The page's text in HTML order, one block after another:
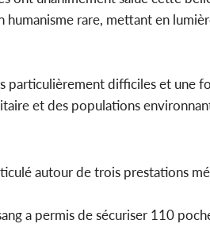
humanisme rare, mettant en
difficiles et une
et des populations
autour de trois prestations
a permis de sécuriser 110